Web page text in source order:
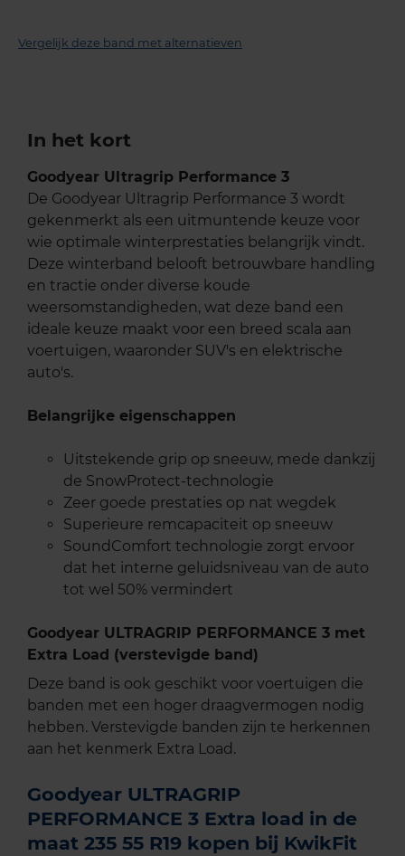
Vergelijk deze band met alternatieven
In het kort
Goodyear Ultragrip Performance 3
De Goodyear Ultragrip Performance 3 wordt
gekenmerkt als een uitmuntende keuze voor
wie optimale winterprestaties belangrijk vindt.
Deze winterband belooft betrouwbare handling
en tractie onder diverse koude
weersomstandigheden, wat deze band een
ideale keuze maakt voor een breed scala aan
voertuigen, waaronder SUV's en elektrische
auto's.
Belangrijke eigenschappen
Uitstekende grip op sneeuw, mede dankzij
de SnowProtect-technologie
Zeer goede prestaties op nat wegdek
Superieure remcapaciteit op sneeuw
SoundComfort technologie zorgt ervoor
dat het interne geluidsniveau van de auto
tot wel 50% vermindert
Goodyear ULTRAGRIP PERFORMANCE 3 met
Extra Load (verstevigde band)
Deze band is ook geschikt voor voertuigen die
banden met een hoger draagvermogen nodig
hebben. Verstevigde banden zijn te herkennen
aan het kenmerk Extra Load.
Goodyear ULTRAGRIP
PERFORMANCE 3 Extra load in de
maat 235 55 R19 kopen bij KwikFit